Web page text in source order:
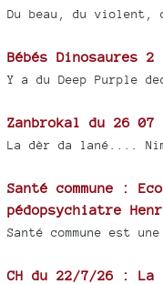
Du beau, du violent,
Bébés Dinosaures 2
Y a du Deep Purple
Zanbrokal du 26 07
La dèr da lané....
Santé commune :
pédopsychiatre
Santé commune est
CH du 22/7/26 : La